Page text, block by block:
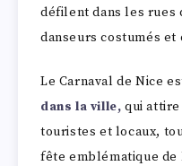
défilent dans les rues
danseurs costumés et
Le Carnaval de Nice
dans la ville, qui attire
touristes et locaux,
fête emblématique